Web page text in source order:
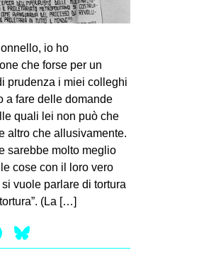
RECENSIONI
AFRICA
ORIENTE
EUROPA
MEDIO ORIENTE
MONDO
in
io ho
che forse per un
prudenza i miei colleghi
a fare delle domande
quali lei non può che
altro che allusivamente.
sarebbe molto meglio
cose con il loro vero
vuole parlare di tortura
(La […]
Facebook